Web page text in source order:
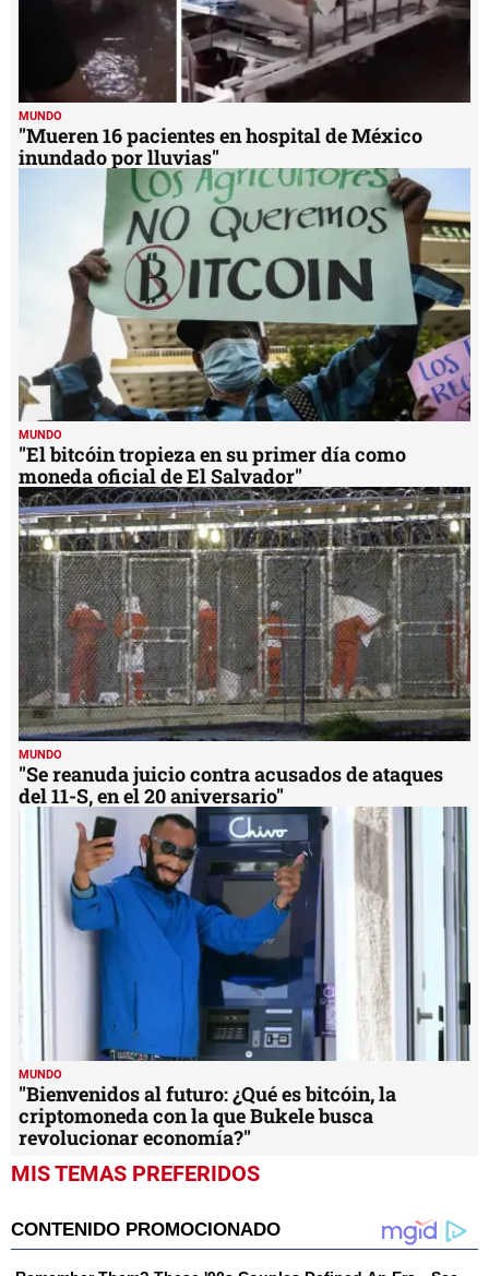
MUNDO
"Mueren 16 pacientes en hospital de México
inundado por lluvias"
MUNDO
"El bitcóin tropieza en su primer día como
moneda oficial de El Salvador"
MUNDO
"Se reanuda juicio contra acusados de ataques
del 11-S, en el 20 aniversario"
MUNDO
"Bienvenidos al futuro: ¿Qué es bitcóin, la
criptomoneda con la que Bukele busca
revolucionar economía?"
MIS TEMAS PREFERIDOS